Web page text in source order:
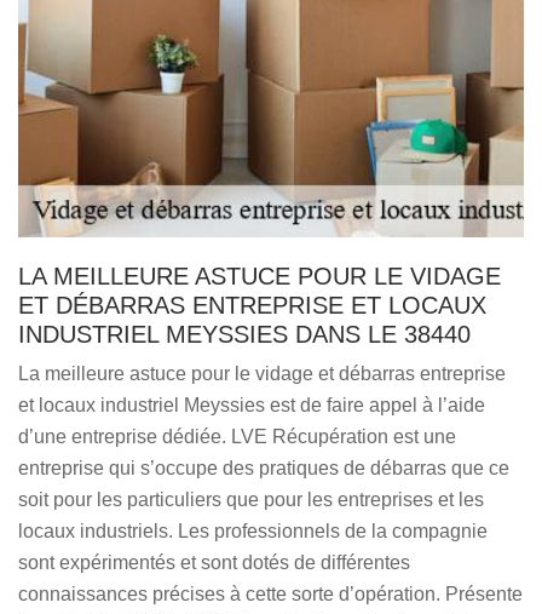
LA MEILLEURE ASTUCE POUR LE VIDAGE
ET DÉBARRAS ENTREPRISE ET LOCAUX
INDUSTRIEL MEYSSIES DANS LE 38440
La meilleure astuce pour le vidage et débarras entreprise
et locaux industriel Meyssies est de faire appel à l’aide
d’une entreprise dédiée. LVE Récupération est une
entreprise qui s’occupe des pratiques de débarras que ce
soit pour les particuliers que pour les entreprises et les
locaux industriels. Les professionnels de la compagnie
sont expérimentés et sont dotés de différentes
connaissances précises à cette sorte d’opération. Présente